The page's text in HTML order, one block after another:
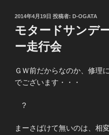
投
稿
日:
2014年4月19日 投稿者: D-OGATA
モタードサンデ
ー走行会
ＧＷ前だからなのか、修理
でございます・・・
?
まーさばけて無いのは、相